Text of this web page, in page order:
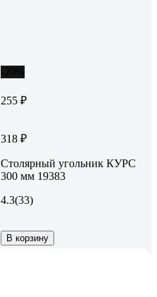
255 ₽
318 ₽
Столярный угольник КУРС
300 мм 19383
4.3(33)
В корзину